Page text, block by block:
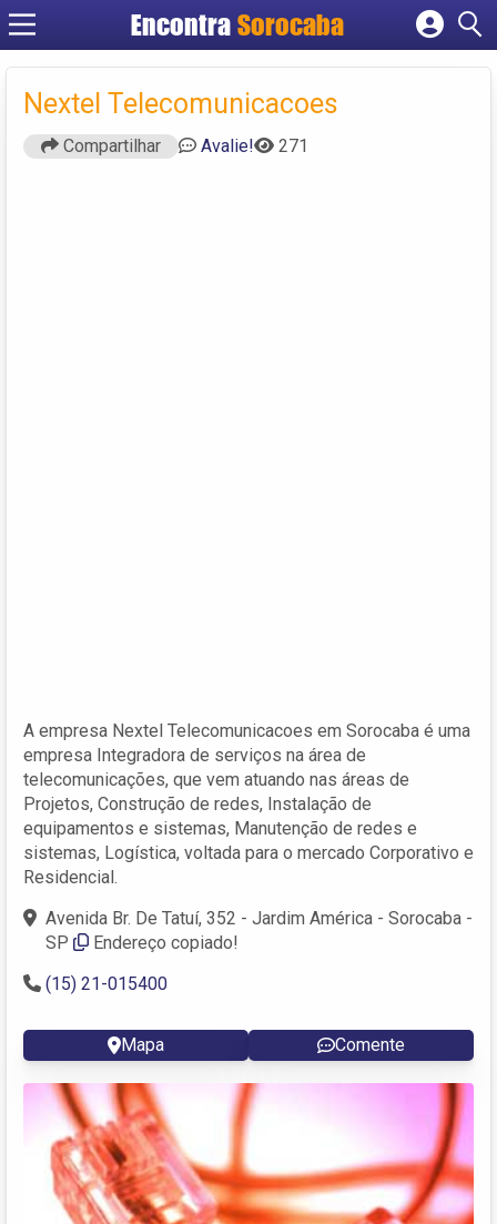
EncontraSorocaba
Cadastrar empresa
Criar conta
Nextel Telecomunicacoes
Compartilhar Avalie! 271
A empresa Nextel Telecomunicacoes em Sorocaba é uma
empresa Integradora de serviços na área de
telecomunicações, que vem atuando nas áreas de
Projetos, Construção de redes, Instalação de
equipamentos e sistemas, Manutenção de redes e
sistemas, Logística, voltada para o mercado Corporativo e
Residencial.
Avenida Br. De Tatuí, 352 - Jardim América - Sorocaba -
SP
Endereço copiado!
(15) 21-015400
Mapa Comente